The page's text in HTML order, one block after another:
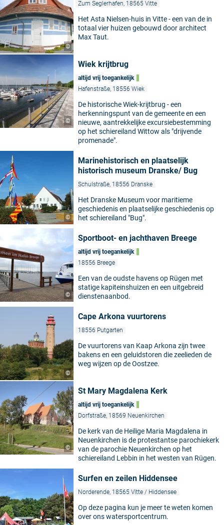
©
Zum Seglerhafen, 18565 Vitte
Het Asta Nielsen-huis in Vitte - een van de in
totaal vier huizen gebouwd door architect
Max Taut.
©
Wiek krijtbrug
altijd vrij toegankelijk
Hafenstraße, 18556 Wiek
De historische Wiek-krijtbrug - een
herkenningspunt van de gemeente en een
nieuwe, aantrekkelijke excursiebestemming
op het schiereiland Wittow als "drijvende
promenade".
©
Marinehistorisch en plaatselijk
historisch museum Dranske/ Bug
Schulstraße, 18556 Dranske
Het Dranske Museum voor maritieme
geschiedenis en plaatselijke geschiedenis op
het schiereiland "Bug".
©
Sportboot- en jachthaven Breege
altijd vrij toegankelijk
18556 Breege
Een van de oudste havens op Rügen met
statige kapiteinshuizen en een uitgebreid
dienstenaanbod.
©
Cape Arkona vuurtorens
18556 Putgarten
De vuurtorens van Kaap Arkona zijn twee
bakens en een geluidstoren die zeelieden de
weg wijzen op de Oostzee.
©
St Mary Magdalena Kerk
altijd vrij toegankelijk
Dorfstraße, 18569 Neuenkirchen
De kerk van de Heilige Maria Magdalena in
Neuenkirchen is de protestantse parochiekerk
van de parochie Neuenkirchen op het
schiereiland Lebbin in het westen van Rügen.
Surfen en zeilen Hiddensee
Norderende, 18565 Vitte / Hiddensee
Op deze pagina kun je meer te weten komen
over ons watersportcentrum.